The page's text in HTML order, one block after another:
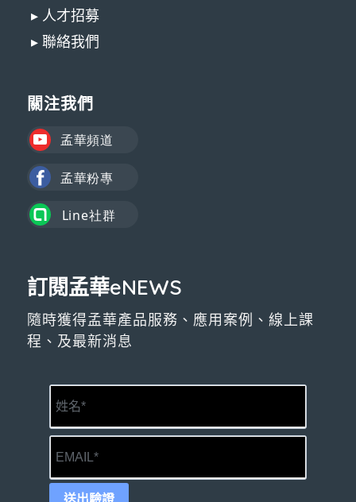
▸ 人才招募
▸ 聯絡我們
關注我們
訂閱孟華eNEWS
隨時獲得孟華產品服務、應用案例、線上課
程、及最新消息
送出驗證